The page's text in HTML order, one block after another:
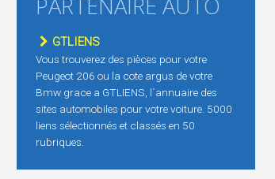
PARTENAIRE AUTO
GTLIENS
Vous trouverez des pièces pour votre
Peugeot 206 ou la cote argus de votre
Bmw grace a GTLIENS, l´annuaire des
sites automobiles pour votre voiture. 5000
liens sélectionnés et classés en 50
rubriques.